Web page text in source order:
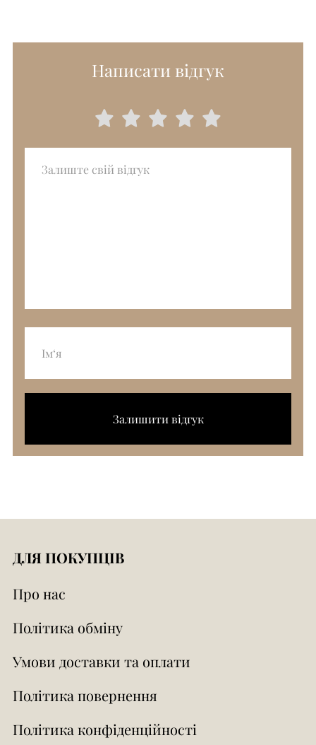
Написати відгук
Залишити відгук
ДЛЯ ПОКУПЦІВ
Про нас
Політика обміну
Умови доставки та оплати
Політика повернення
Політика конфіденційності